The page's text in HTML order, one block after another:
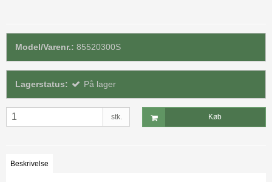
Model/Varenr.: 85520300S
Lagerstatus: På lager
stk. Køb
Beskrivelse